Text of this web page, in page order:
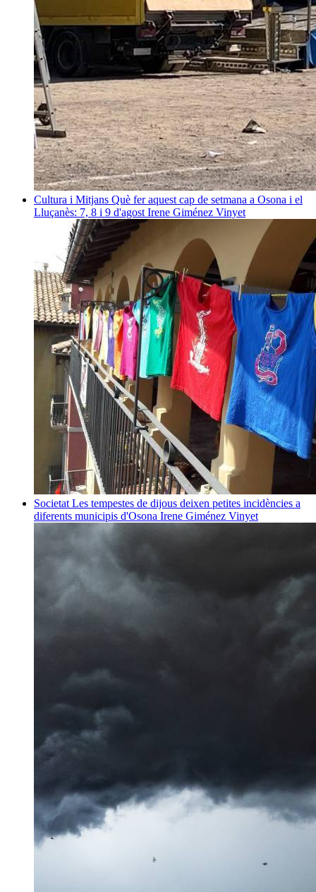
Cultura i Mitjans Què fer aquest cap de setmana a Osona i el
Lluçanès: 7, 8 i 9 d'agost Irene Giménez Vinyet
Societat Les tempestes de dijous deixen petites incidències a
diferents municipis d'Osona Irene Giménez Vinyet